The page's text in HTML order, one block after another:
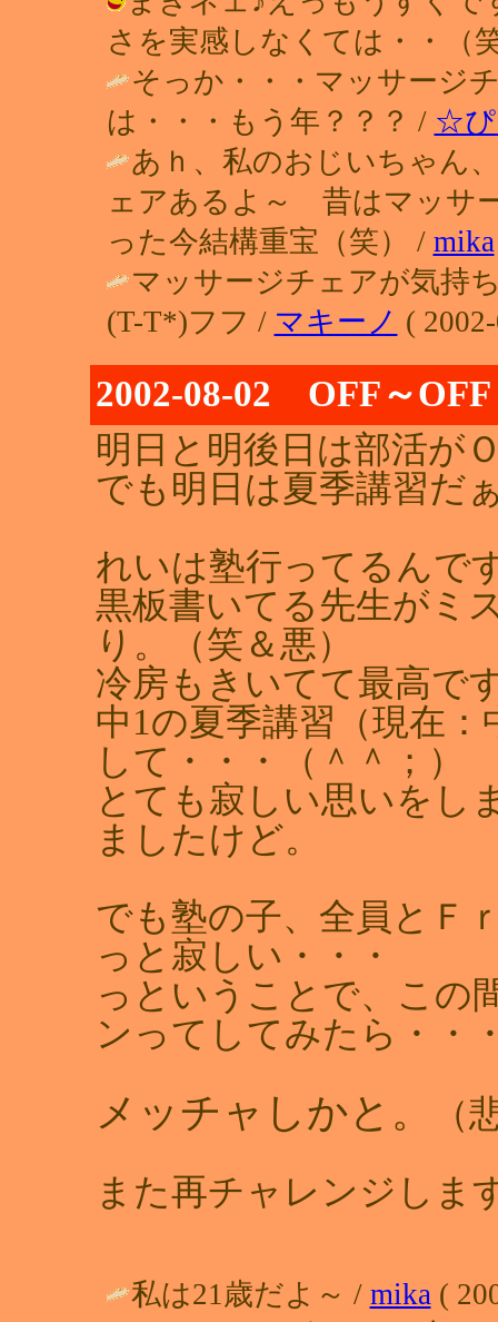
さを実感しなくては・・（
そっか・・・マッサージ
は・・・もう年？？？ / ☆
あｈ、私のおじいちゃん
ェアあるよ～ 昔はマッサ
った今結構重宝（笑） / mika
マッサージチェアが気持
(T-T*)フフ / マキーノ (
2002-08-02 OFF～OFF
明日と明後日は部活が
でも明日は夏季講習だ
れいは塾行ってるんで
黒板書いてる先生がミ
り。（笑＆悪）
冷房もきいてて最高で
中1の夏季講習（現在
して・・・（＾＾；）
とても寂しい思いをし
ましたけど。
でも塾の子、全員とＦ
っと寂しい・・・
っということで、この
ンってしてみたら・・
メッチャしかと。
（
また再チャレンジしま
私は21歳だよ～ / mika (